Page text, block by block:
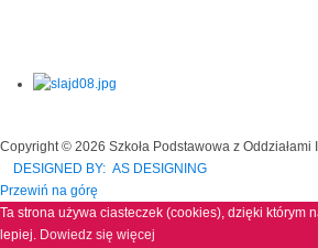
Copyright © 2026 Szkoła Podstawowa z Oddziałami
DESIGNED BY: AS DESIGNING
Przewiń na górę
Ta strona używa ciasteczek (cookies), dzięki którym
lepiej. Dowiedz się więcej